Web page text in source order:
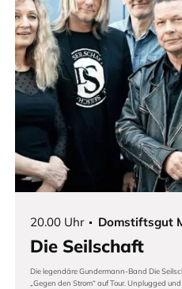
20.00 Uhr Domstiftsgut
Die Seilschaft
Die legendäre Gundermann-Band Die
„Gegen den Strom“ auf Tour. Unplugged